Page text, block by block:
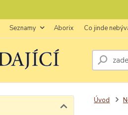
Seznamy Aborix Co jinde
Úvod